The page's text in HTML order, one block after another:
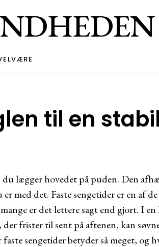
til en
lægger hovedet på puden. Den
med det. Faste sengetider er en af
er det lettere sagt end gjort. I
der frister til sent på aftenen, kan
sengetider betyder så meget, og